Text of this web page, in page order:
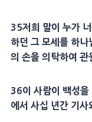
35저희 말이 누가
하던 그 모세 를 하나
의 손을 의탁하여 관
36이 사람이 백성
에서 사십 년간 기사